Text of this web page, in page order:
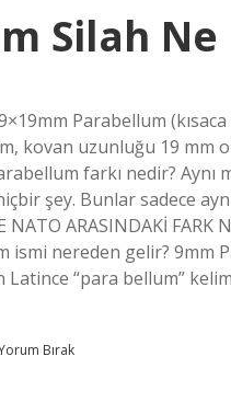
Silah
Parabellum
kovan uzunluğu 19 mm
farkı nedir? Aynı
şey. Bunlar sadece
NATO ARASINDAKİ
ismi nereden gelir? 9mm
Latince “para bellum”
Bırak